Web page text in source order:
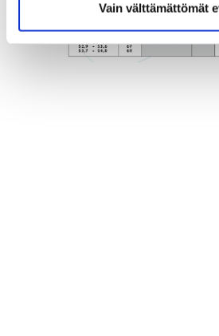
Vain välttämättömät